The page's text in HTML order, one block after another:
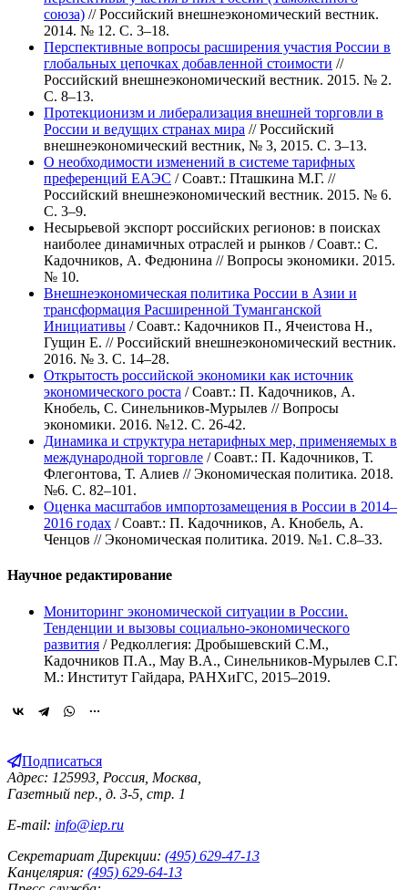
союза) // Российский внешнеэкономический вестник.
2014. № 12. С. 3–18.
Перспективные вопросы расширения участия России в
глобальных цепочках добавленной стоимости //
Российский внешнеэкономический вестник. 2015. № 2.
С. 8–13.
Протекционизм и либерализация внешней торговли в
России и ведущих странах мира // Российский
внешнеэкономический вестник, № 3, 2015. С. 3–13.
О необходимости изменений в системе тарифных
преференций ЕАЭС / Соавт.: Пташкина М.Г. //
Российский внешнеэкономический вестник. 2015. № 6.
С. 3–9.
Несырьевой экспорт российских регионов: в поисках
наиболее динамичных отраслей и рынков / Соавт.: С.
Кадочников, А. Федюнина // Вопросы экономики. 2015.
№ 10.
Внешнеэкономическая политика России в Азии и
трансформация Расширенной Туманганской
Инициативы / Соавт.: Кадочников П., Ячеистова Н.,
Гущин Е. // Российский внешнеэкономический вестник.
2016. № 3. С. 14–28.
Открытость российской экономики как источник
экономического роста / Соавт.: П. Кадочников, А.
Кнобель, С. Синельников-Мурылев // Вопросы
экономики. 2016. №12. С. 26-42.
Динамика и структура нетарифных мер, применяемых в
международной торговле / Соавт.: П. Кадочников, Т.
Флегонтова, Т. Алиев // Экономическая политика. 2018.
№6. С. 82–101.
Оценка масштабов импортозамещения в России в 2014–
2016 годах / Соавт.: П. Кадочников, А. Кнобель, А.
Ченцов // Экономическая политика. 2019. №1. С.8–33.
Научное редактирование
Мониторинг экономической ситуации в России.
Тенденции и вызовы социально-экономического
развития / Редколлегия: Дробышевский С.М.,
Кадочников П.А., Мау В.А., Синельников-Мурылев С.Г.
М.: Институт Гайдара, РАНХиГС, 2015–2019.
Подписаться
Адрес: 125993, Россия, Москва,
Газетный пер., д. 3-5, стр. 1
E-mail: info@iep.ru
Секретариат Дирекции: (495) 629-47-13
Канцелярия: (495) 629-64-13